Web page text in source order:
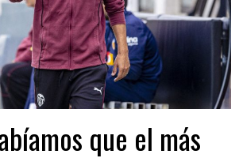
que el más